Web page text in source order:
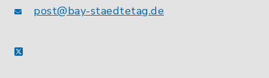
post@bay-staedtetag.de
X